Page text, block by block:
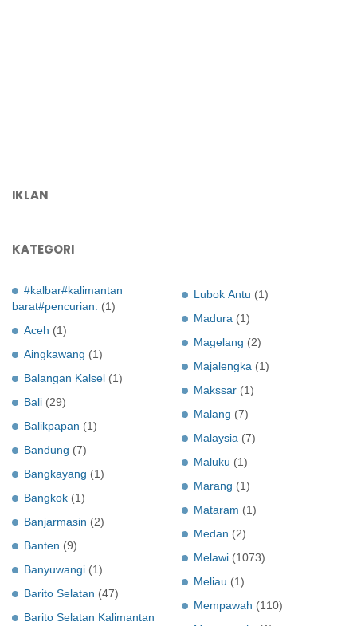
IKLAN
KATEGORI
#kalbar#kalimantan
barat#pencurian.
(1)
Aceh (1)
Aingkawang (1)
Balangan Kalsel (1)
Bali (29)
Balikpapan (1)
Bandung (7)
Bangkayang (1)
Bangkok (1)
Banjarmasin (2)
Banten (9)
Banyuwangi (1)
Barito Selatan (47)
Barito Selatan Kalimantan
Lubok Antu (1)
Madura (1)
Magelang (2)
Majalengka (1)
Makssar (1)
Malang (7)
Malaysia (7)
Maluku (1)
Marang (1)
Mataram (1)
Medan (2)
Melawi (1073)
Meliau (1)
Mempawah (110)